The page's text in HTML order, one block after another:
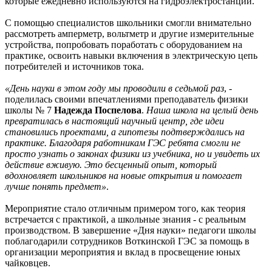
С помощью специалистов школьники смогли внимательно
рассмотреть амперметр, вольтметр и другие измерительные
устройства, попробовать поработать с оборудованием на
практике, освоить навыки включения в электрическую цепь
потребителей и источников тока.
«День науки в этом году мы проводили в седьмой раз, -
поделилась своими впечатлениями преподаватель физики
школы № 7 Надежда Поспелова. Наша школа на целый день
превратилась в настоящий научный центр, где идеи
становились проектами, а гипотезы подтверждались на
практике. Благодаря работникам ГЭС ребята смогли не
просто узнать о законах физики из учебника, но и увидеть их
действие вживую. Это бесценный опыт, который
вдохновляет школьников на новые открытия и помогает
лучше понять предмет».
Мероприятие стало отличным примером того, как теория
встречается с практикой, а школьные знания - с реальным
производством. В завершение «Дня науки» педагоги школы
поблагодарили сотрудников Воткинской ГЭС за помощь в
организации мероприятия и вклад в просвещение юных
чайковцев.